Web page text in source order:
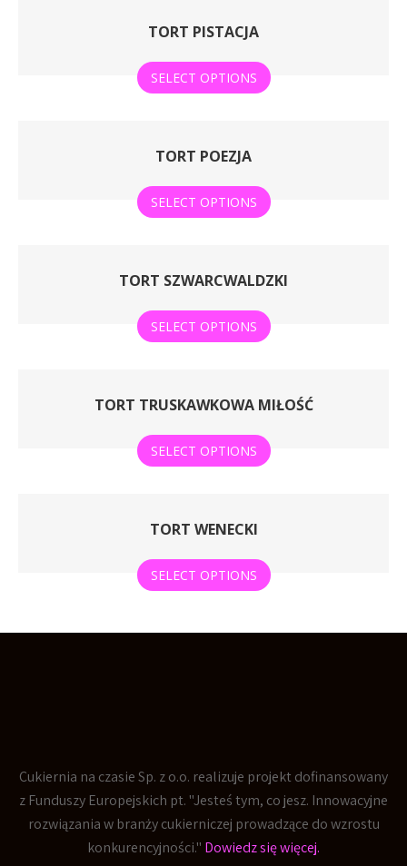
TORT PISTACJA
SELECT OPTIONS
TORT POEZJA
SELECT OPTIONS
TORT SZWARCWALDZKI
SELECT OPTIONS
TORT TRUSKAWKOWA MIŁOŚĆ
SELECT OPTIONS
TORT WENECKI
SELECT OPTIONS
Cukiernia na czasie Sp. z o.o. realizuje projekt dofinansowany
z Funduszy Europejskich pt. "Jesteś tym, co jesz. Innowacyjne
rozwiązania w branży cukierniczej prowadzące do wzrostu
konkurencyjności." Dowiedz się więcej.